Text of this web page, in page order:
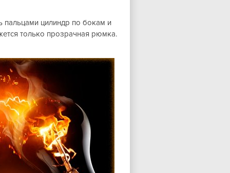
пальцами цилиндр по бокам и
только прозрачная рюмка.